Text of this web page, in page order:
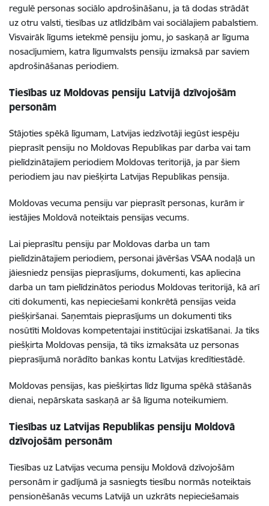
regulē personas sociālo apdrošināšanu, ja tā dodas strādāt
uz otru valsti, tiesības uz atlīdzībām vai sociālajiem pabalstiem.
Visvairāk līgums ietekmē pensiju jomu, jo saskaņā ar līguma
nosacījumiem, katra līgumvalsts pensiju izmaksā par saviem
apdrošināšanas periodiem.
Tiesības uz Moldovas pensiju Latvijā dzīvojošām
personām
Stājoties spēkā līgumam, Latvijas iedzīvotāji iegūst iespēju
pieprasīt pensiju no Moldovas Republikas par darba vai tam
pielīdzinātajiem periodiem Moldovas teritorijā, ja par šiem
periodiem jau nav piešķirta Latvijas Republikas pensija.
Moldovas vecuma pensiju var pieprasīt personas, kurām ir
iestājies Moldovā noteiktais pensijas vecums.
Lai pieprasītu pensiju par Moldovas darba un tam
pielīdzinātajiem periodiem, personai jāvēršas VSAA nodaļā un
jāiesniedz pensijas pieprasījums, dokumenti, kas apliecina
darba un tam pielīdzinātos periodus Moldovas teritorijā, kā arī
citi dokumenti, kas nepieciešami konkrētā pensijas veida
piešķiršanai. Saņemtais pieprasījums un dokumenti tiks
nosūtīti Moldovas kompetentajai institūcijai izskatīšanai. Ja tiks
piešķirta Moldovas pensija, tā tiks izmaksāta uz personas
pieprasījumā norādīto bankas kontu Latvijas kredītiestādē.
Moldovas pensijas, kas piešķirtas līdz līguma spēkā stāšanās
dienai, nepārskata saskaņā ar šā līguma noteikumiem.
Tiesības uz Latvijas Republikas pensiju Moldovā
dzīvojošām personām
Tiesības uz Latvijas vecuma pensiju Moldovā dzīvojošām
personām ir gadījumā ja sasniegts tiesību normās noteiktais
pensionēšanās vecums Latvijā un uzkrāts nepieciešamais